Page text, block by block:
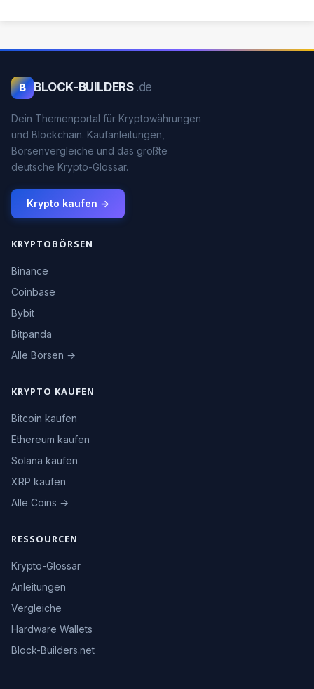
B BLOCK-BUILDERS .de
Dein Themenportal für Kryptowährungen
und Blockchain. Kaufanleitungen,
Börsenvergleiche und das größte
deutsche Krypto-Glossar.
Krypto kaufen →
KRYPTOBÖRSEN
Binance
Coinbase
Bybit
Bitpanda
Alle Börsen →
KRYPTO KAUFEN
Bitcoin kaufen
Ethereum kaufen
Solana kaufen
XRP kaufen
Alle Coins →
RESSOURCEN
Krypto-Glossar
Anleitungen
Vergleiche
Hardware Wallets
Block-Builders.net